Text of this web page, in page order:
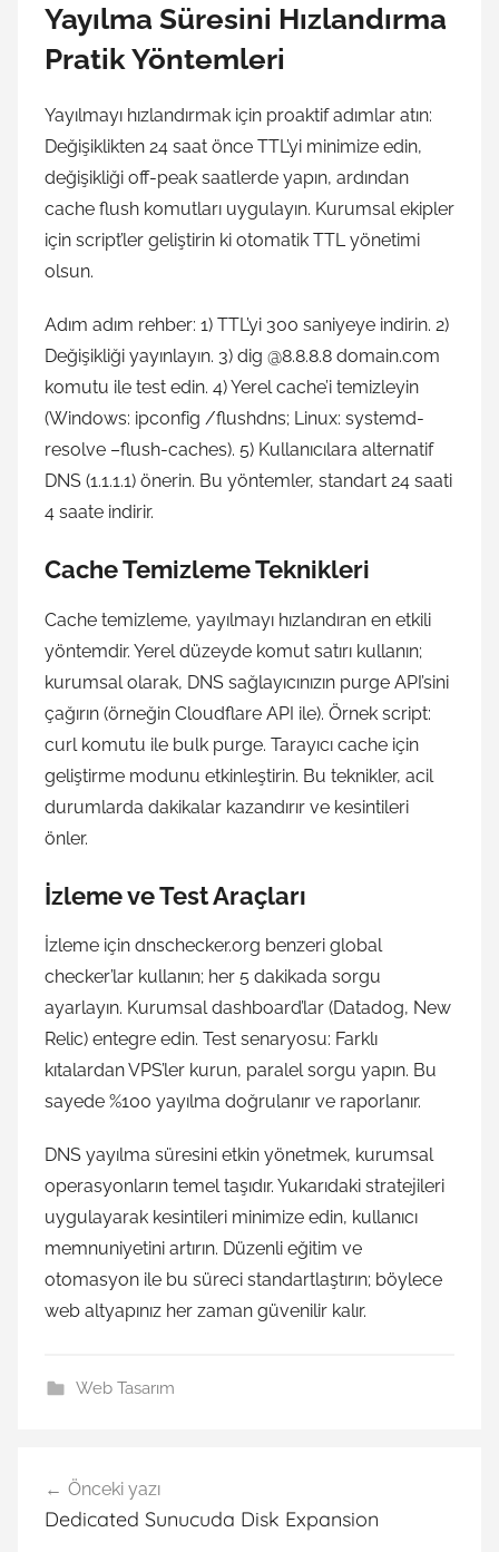
Yayılma Süresini Hızlandırma
Pratik Yöntemleri
Yayılmayı hızlandırmak için proaktif adımlar atın:
Değişiklikten 24 saat önce TTL’yi minimize edin,
değişikliği off-peak saatlerde yapın, ardından
cache flush komutları uygulayın. Kurumsal ekipler
için script’ler geliştirin ki otomatik TTL yönetimi
olsun.
Adım adım rehber: 1) TTL’yi 300 saniyeye indirin. 2)
Değişikliği yayınlayın. 3) dig @8.8.8.8 domain.com
komutu ile test edin. 4) Yerel cache’i temizleyin
(Windows: ipconfig /flushdns; Linux: systemd-
resolve –flush-caches). 5) Kullanıcılara alternatif
DNS (1.1.1.1) önerin. Bu yöntemler, standart 24 saati
4 saate indirir.
Cache Temizleme Teknikleri
Cache temizleme, yayılmayı hızlandıran en etkili
yöntemdir. Yerel düzeyde komut satırı kullanın;
kurumsal olarak, DNS sağlayıcınızın purge API’sini
çağırın (örneğin Cloudflare API ile). Örnek script:
curl komutu ile bulk purge. Tarayıcı cache için
geliştirme modunu etkinleştirin. Bu teknikler, acil
durumlarda dakikalar kazandırır ve kesintileri
önler.
İzleme ve Test Araçları
İzleme için dnschecker.org benzeri global
checker’lar kullanın; her 5 dakikada sorgu
ayarlayın. Kurumsal dashboard’lar (Datadog, New
Relic) entegre edin. Test senaryosu: Farklı
kıtalardan VPS’ler kurun, paralel sorgu yapın. Bu
sayede %100 yayılma doğrulanır ve raporlanır.
DNS yayılma süresini etkin yönetmek, kurumsal
operasyonların temel taşıdır. Yukarıdaki stratejileri
uygulayarak kesintileri minimize edin, kullanıcı
memnuniyetini artırın. Düzenli eğitim ve
otomasyon ile bu süreci standartlaştırın; böylece
web altyapınız her zaman güvenilir kalır.
Web Tasarım
gezinmesi
Önceki yazı
Dedicated Sunucuda Disk Expansion